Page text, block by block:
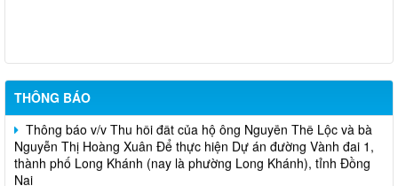
THÔNG BÁO
bà Lưu Thị Trí Để thực hiện Dự án đường Vành đai 1, thành phố
Long Khánh (nay là phường Long Khánh), tỉnh Đồng Nai
Thông báo v/v Thu hồi đất của hộ ông Nguyễn Thế Lộc và bà
Nguyễn Thị Hoàng Xuân Để thực hiện Dự án đường Vành đai 1,
thành phố Long Khánh (nay là phường Long Khánh), tỉnh Đồng
Nai